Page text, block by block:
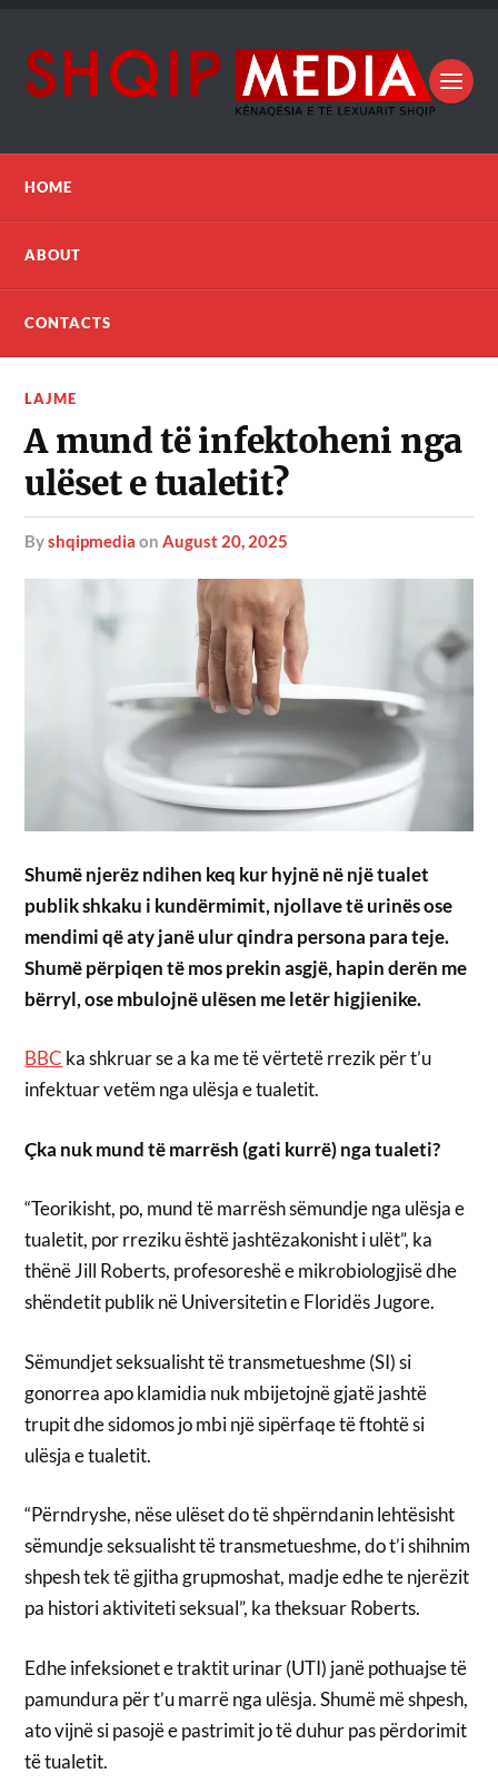
HOME
ABOUT
CONTACTS
LAJME
A mund të infektoheni nga
ulëset e tualetit?
byshqipmedia onAugust 20, 2025
Shumë njerëz ndihen keq kur hyjnë në një tualet
publik shkaku i kundërmimit, njollave të urinës ose
mendimi që aty janë ulur qindra persona para teje.
Shumë përpiqen të mos prekin asgjë, hapin derën me
bërryl, ose mbulojnë ulësen me letër higjienike.
BBC ka shkruar se a ka me të vërtetë rrezik për t’u
infektuar vetëm nga ulësja e tualetit.
Çka nuk mund të marrësh (gati kurrë) nga tualeti?
“Teorikisht, po, mund të marrësh sëmundje nga ulësja e
tualetit, por rreziku është jashtëzakonisht i ulët”, ka
thënë Jill Roberts, profesoreshë e mikrobiologjisë dhe
shëndetit publik në Universitetin e Floridës Jugore.
Sëmundjet seksualisht të transmetueshme (SI) si
gonorrea apo klamidia nuk mbijetojnë gjatë jashtë
trupit dhe sidomos jo mbi një sipërfaqe të ftohtë si
ulësja e tualetit.
“Përndryshe, nëse ulëset do të shpërndanin lehtësisht
sëmundje seksualisht të transmetueshme, do t’i shihnim
shpesh tek të gjitha grupmoshat, madje edhe te njerëzit
pa histori aktiviteti seksual”, ka theksuar Roberts.
Edhe infeksionet e traktit urinar (UTI) janë pothuajse të
pamundura për t’u marrë nga ulësja. Shumë më shpesh,
ato vijnë si pasojë e pastrimit jo të duhur pas përdorimit
të tualetit.